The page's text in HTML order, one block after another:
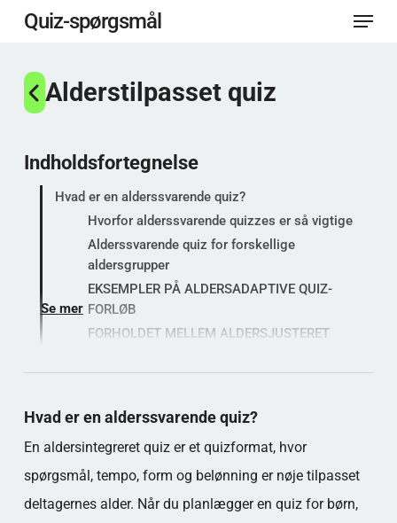
Spring
hovedindhold
Quiz-spørgsmål Menu
Alderstilpasset quiz
Hvad er en alderssvarende quiz?
En aldersintegreret quiz er et quizformat, hvor
spørgsmål, tempo, form og belønning er nøje tilpasset
deltagernes alder. Når du planlægger en quiz for børn,
Indholdsfortegnelse
Hvad er en alderssvarende quiz?
Hvorfor alderssvarende quizzes er så vigtige
Alderssvarende quiz for forskellige
aldersgrupper
EKSEMPLER PÅ ALDERSADAPTIVE QUIZ-
FORLØB
FORHOLDET MELLEM ALDERSJUSTERET
SÅDAN PLANLÆGGER DU EN ALDERSRIGHT
TEMAEGNETDER TIL EN ALDERSSVARENDE
QUIZ
STATISTIK DU KAN BRUGE I PRAKSIS
QUIZ
Se mer